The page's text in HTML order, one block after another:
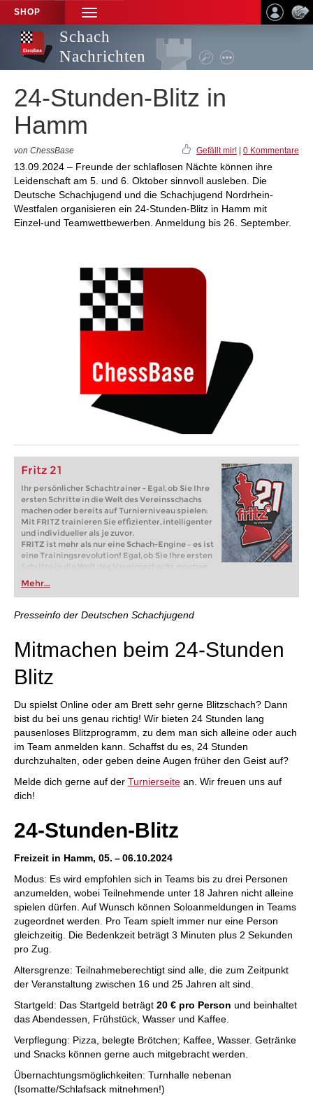
SHOP
TOGGLE
NAVIGATION
Schach
Nachrichten
24-Stunden-Blitz in
Hamm
von ChessBase Gefällt mir! 0 Kommentare
13.09.2024 – Freunde der schlaflosen Nächte können ihre
Leidenschaft am 5. und 6. Oktober sinnvoll ausleben. Die
Deutsche Schachjugend und die Schachjugend Nordrhein-
Westfalen organisieren ein 24-Stunden-Blitz in Hamm mit
Einzel-und Teamwettbewerben. Anmeldung bis 26. September.
Fritz 21
Ihr persönlicher Schachtrainer - Egal, ob Sie Ihre
ersten Schritte in die Welt des Vereinsschachs
machen oder bereits auf Turnierniveau spielen:
Mit FRITZ trainieren Sie effizienter, intelligenter
und individueller als je zuvor.
FRITZ ist mehr als nur eine Schach-Engine – es ist
eine Trainingsrevolution! Egal, ob Sie Ihre ersten
Schritte in die Welt des Vereinsschachs machen
oder bereits auf Turnierniveau spielen: Mit
FRITZ trainieren Sie effizienter, intelligenter und
individueller als je zuvor.
Mehr...
Presseinfo der Deutschen Schachjugend
Mitmachen beim 24-Stunden
Blitz
Du spielst Online oder am Brett sehr gerne Blitzschach? Dann
bist du bei uns genau richtig! Wir bieten 24 Stunden lang
pausenloses Blitzprogramm, zu dem man sich alleine oder auch
im Team anmelden kann. Schaffst du es, 24 Stunden
durchzuhalten, oder geben deine Augen früher den Geist auf?
Melde dich gerne auf der Turnierseite an. Wir freuen uns auf
dich!
24-Stunden-Blitz
Freizeit in Hamm, 05. – 06.10.2024
Modus: Es wird empfohlen sich in Teams bis zu drei Personen
anzumelden, wobei Teilnehmende unter 18 Jahren nicht alleine
spielen dürfen. Auf Wunsch können Soloanmeldungen in Teams
zugeordnet werden. Pro Team spielt immer nur eine Person
gleichzeitig. Die Bedenkzeit beträgt 3 Minuten plus 2 Sekunden
pro Zug.
Altersgrenze: Teilnahmeberechtigt sind alle, die zum Zeitpunkt
der Veranstaltung zwischen 16 und 25 Jahren alt sind.
Startgeld: Das Startgeld beträgt 20 € pro Person und beinhaltet
das Abendessen, Frühstück, Wasser und Kaffee.
Verpflegung: Pizza, belegte Brötchen; Kaffee, Wasser. Getränke
und Snacks können gerne auch mitgebracht werden.
Übernachtungsmöglichkeiten: Turnhalle nebenan
(Isomatte/Schlafsack mitnehmen!)